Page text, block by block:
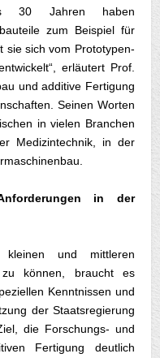
30 Jahren haben
zum Beispiel für
sie sich vom Prototypen-
erläutert Prof.
und additive Fertigung
Seinen Worten
in vielen Branchen
Medizintechnik, in der
in der
und mittleren
zu können, braucht es
Kenntnissen und
der Staatsregierung
die Forschungs- und
Fertigung deutlich